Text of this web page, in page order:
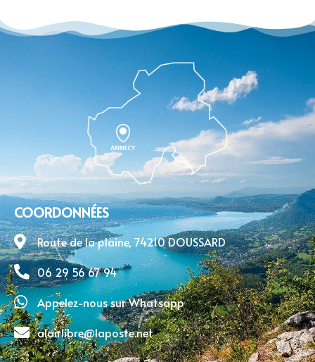
COORDONNÉES
Route de la plaine, 74210 DOUSSARD
06 29 56 67 94
Appelez-nous sur Whatsapp
alairlibre@laposte.net